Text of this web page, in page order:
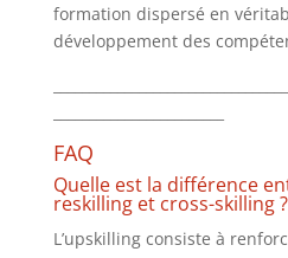
formation dispersé en
développement des
FAQ
Quelle est la différence
reskilling et cross-skilling ?
L’upskilling consiste à